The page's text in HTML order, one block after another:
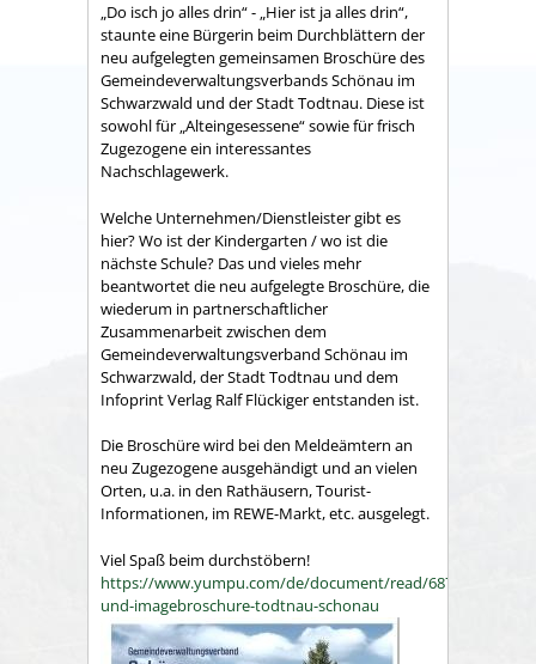
„Do isch jo alles drin“ - „Hier ist ja alles drin“,
staunte eine Bürgerin beim Durchblättern der
neu aufgelegten gemeinsamen Broschüre des
Gemeindeverwaltungsverbands Schönau im
Schwarzwald und der Stadt Todtnau. Diese ist
sowohl für „Alteingesessene“ sowie für frisch
Zugezogene ein interessantes
Nachschlagewerk.
Welche Unternehmen/Dienstleister gibt es
hier? Wo ist der Kindergarten / wo ist die
nächste Schule? Das und vieles mehr
beantwortet die neu aufgelegte Broschüre, die
wiederum in partnerschaftlicher
Zusammenarbeit zwischen dem
Gemeindeverwaltungsverband Schönau im
Schwarzwald, der Stadt Todtnau und dem
Infoprint Verlag Ralf Flückiger entstanden ist.
Die Broschüre wird bei den Meldeämtern an
neu Zugezogene ausgehändigt und an vielen
Orten, u.a. in den Rathäusern, Tourist-
Informationen, im REWE-Markt, etc. ausgelegt.
Viel Spaß beim durchstöbern!
https://www.yumpu.com/de/document/read/68771820/
und-imagebroschure-todtnau-schonau